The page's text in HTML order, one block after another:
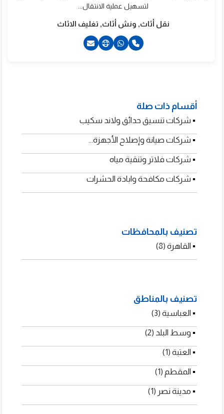
لتسهيل عملية الانتقال...
نقل أثاث, ونش أثاث, تغليف الاثاث
أقسام ذات صلة
▪
شركات تنسيق حدائق ولاند سكيب▪
شركات صيانة وإصلاح الأجهزة...▪
شركات فلاتر وتنقية مياه▪
تصنيف بالمحافظات
▪
تصنيف بالمناطق
▪
العباسية (3)▪
وسط البلد (2)▪
العتبة (1)▪
المقطم (1)▪